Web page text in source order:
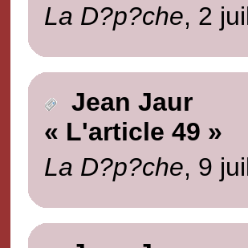
La D?p?che, 2
Jean Jaur
« L'article 49 »
La D?p?che, 9